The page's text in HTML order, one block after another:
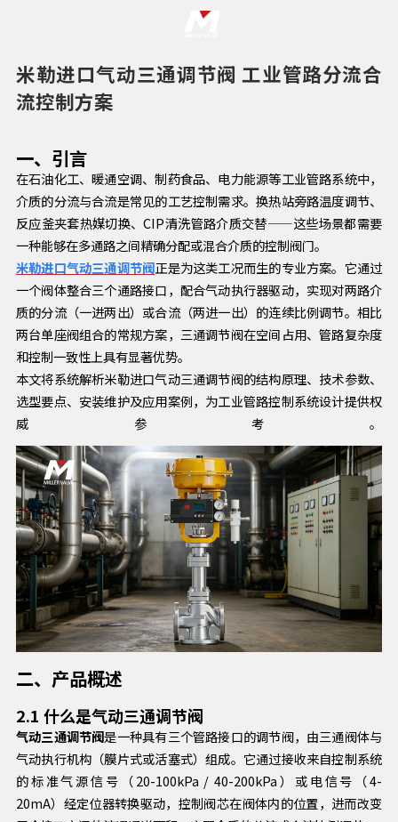
米勒进口气动三通调节阀 工业管路分流合
流控制方案
一、引言
在石油化工、暖通空调、制药食品、电力能源等工业管路系统中，
介质的分流与合流是常见的工艺控制需求。换热站旁路温度调节、
反应釜夹套热媒切换、CIP清洗管路介质交替——这些场景都需要
一种能够在多通路之间精确分配或混合介质的控制阀门。
米勒进口气动三通调节阀正是为这类工况而生的专业方案。它通过
一个阀体整合三个通路接口，配合气动执行器驱动，实现对两路介
质的分流（一进两出）或合流（两进一出）的连续比例调节。相比
两台单座阀组合的常规方案，三通调节阀在空间占用、管路复杂度
和控制一致性上具有显著优势。
本文将系统解析米勒进口气动三通调节阀的结构原理、技术参数、
选型要点、安装维护及应用案例，为工业管路控制系统设计提供权
威参考。
二、产品概述
2.1 什么是气动三通调节阀
气动三通调节阀是一种具有三个管路接口的调节阀，由三通阀体与
气动执行机构（膜片式或活塞式）组成。它通过接收来自控制系统
的标准气源信号（20-100kPa / 40-200kPa）或电信号（4-
20mA）经定位器转换驱动，控制阀芯在阀体内的位置，进而改变